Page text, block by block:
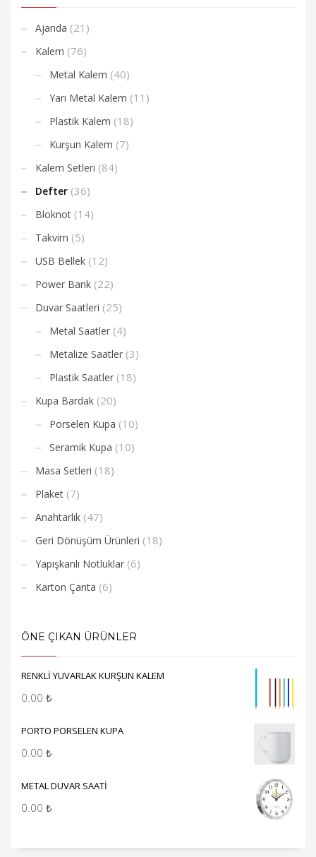
Ajanda (21)
Kalem (76)
Metal Kalem (40)
Yarı Metal Kalem (11)
Plastik Kalem (18)
Kurşun Kalem (7)
Kalem Setleri (84)
Defter (36)
Bloknot (14)
Takvim (5)
USB Bellek (12)
Power Bank (22)
Duvar Saatleri (25)
Metal Saatler (4)
Metalize Saatler (3)
Plastik Saatler (18)
Kupa Bardak (20)
Porselen Kupa (10)
Seramik Kupa (10)
Masa Setleri (18)
Plaket (7)
Anahtarlık (47)
Geri Dönüşüm Ürünleri (18)
Yapışkanlı Notluklar (6)
Karton Çanta (6)
ÖNE ÇIKAN ÜRÜNLER
RENKLİ YUVARLAK KURŞUN KALEM
0.00 ₺
PORTO PORSELEN KUPA
0.00 ₺
METAL DUVAR SAATİ
0.00 ₺